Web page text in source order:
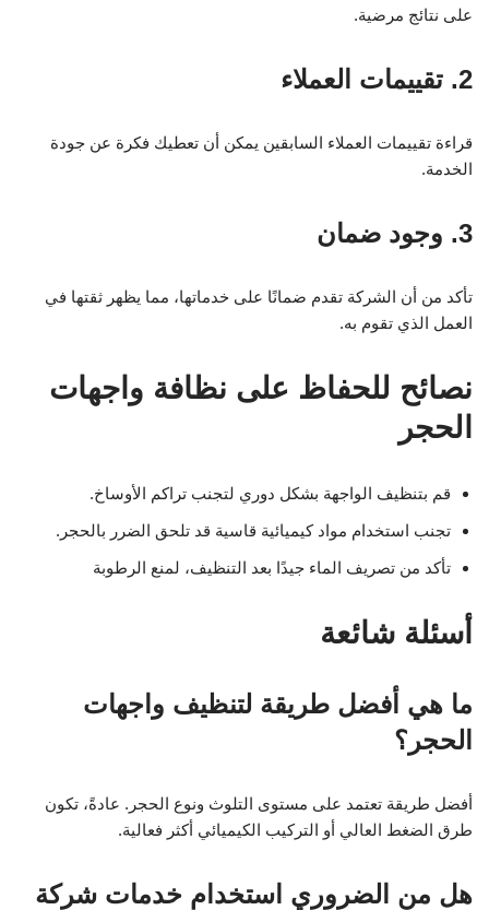
على نتائج مرضية.
2. تقييمات العملاء
قراءة تقييمات العملاء السابقين يمكن أن تعطيك فكرة عن جودة
الخدمة.
3. وجود ضمان
تأكد من أن الشركة تقدم ضمانًا على خدماتها، مما يظهر ثقتها في
العمل الذي تقوم به.
نصائح للحفاظ على نظافة واجهات
الحجر
قم بتنظيف الواجهة بشكل دوري لتجنب تراكم الأوساخ.
تجنب استخدام مواد كيميائية قاسية قد تلحق الضرر بالحجر.
تأكد من تصريف الماء جيدًا بعد التنظيف، لمنع الرطوبة
أسئلة شائعة
ما هي أفضل طريقة لتنظيف واجهات
الحجر؟
أفضل طريقة تعتمد على مستوى التلوث ونوع الحجر. عادةً، تكون
طرق الضغط العالي أو التركيب الكيميائي أكثر فعالية.
هل من الضروري استخدام خدمات شركة